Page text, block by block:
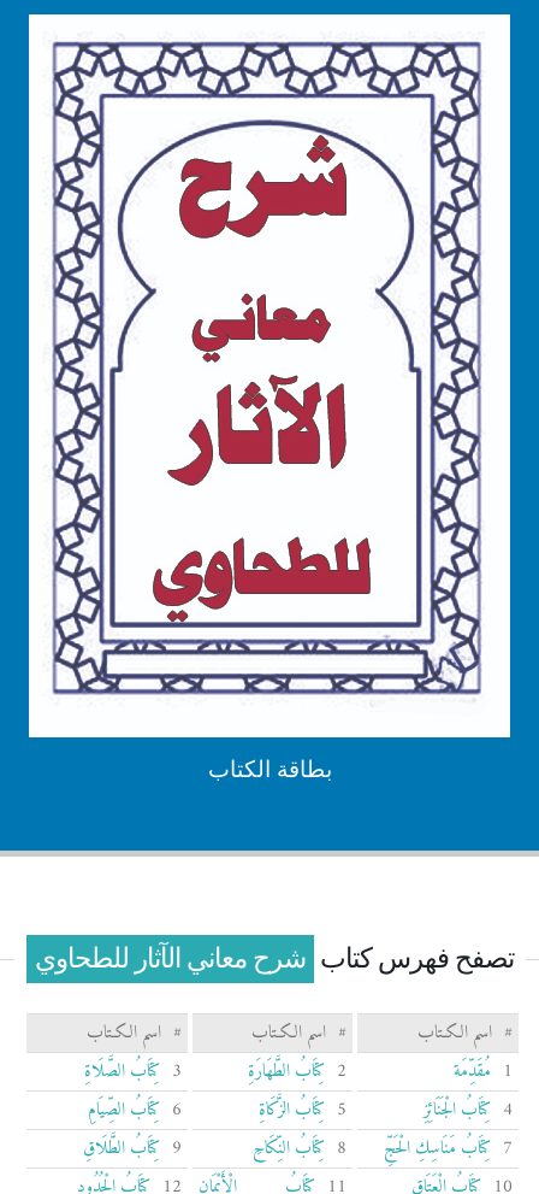
بطاقة الكتاب
تصفح فهرس كتاب شرح معاني الآثار للطحاوي
# اسم الكـتاب # اسم الكـتاب # اسم الكـتاب
1 مُقَدِّمَة 2 كِتَابُ الطَّهَارَةِ 3 كِتَابُ الصَّلَاةِ
4 كِتَابُ الْجَنَائِزِ 5 كِتَابُ الزَّكَاةِ 6 كِتَابُ الصِّيَامِ
7 كِتَابُ مَنَاسِكِ الْحَجِّ 8 كِتَابُ النِّكَاحِ 9 كِتَابُ الطَّلَاقِ
10 كِتَابُ الْعَتَاقِ 11 كِتَابُ الْأَيْمَانِ 12 كِتَابُ الْحُدُودِ